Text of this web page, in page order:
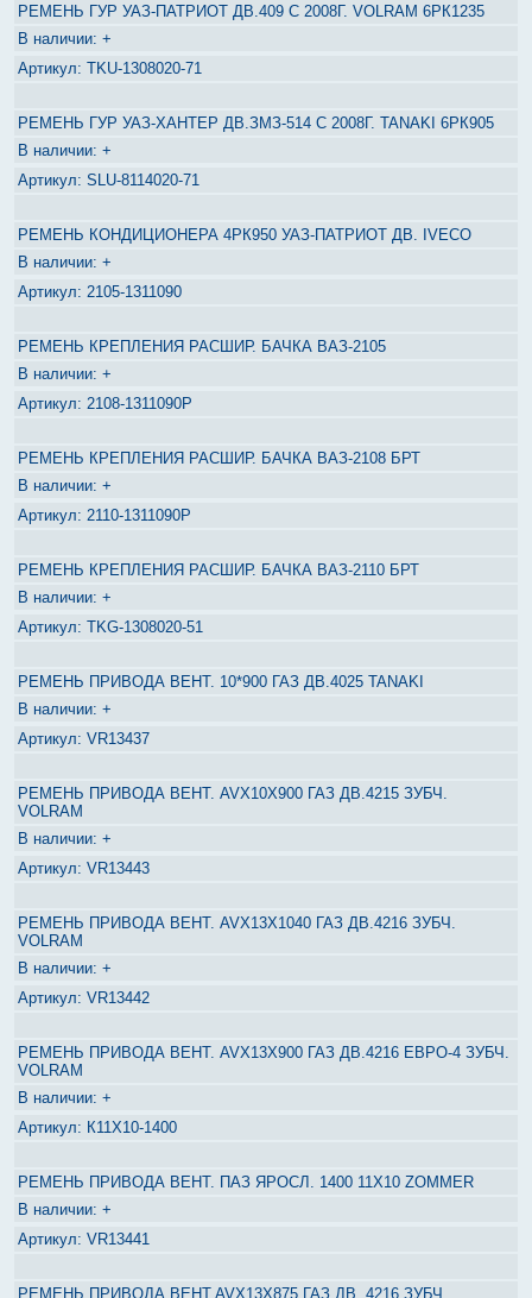
РЕМЕНЬ ГУР УАЗ-ПАТРИОТ ДВ.409 С 2008Г. VOLRAM 6РК1235
+
TKU-1308020-71
РЕМЕНЬ ГУР УАЗ-ХАНТЕР ДВ.ЗМЗ-514 С 2008Г. TANAKI 6РК905
+
SLU-8114020-71
РЕМЕНЬ КОНДИЦИОНЕРА 4РК950 УАЗ-ПАТРИОТ ДВ. IVECO
+
2105-1311090
РЕМЕНЬ КРЕПЛЕНИЯ РАСШИР. БАЧКА ВАЗ-2105
+
2108-1311090Р
РЕМЕНЬ КРЕПЛЕНИЯ РАСШИР. БАЧКА ВАЗ-2108 БРТ
+
2110-1311090Р
РЕМЕНЬ КРЕПЛЕНИЯ РАСШИР. БАЧКА ВАЗ-2110 БРТ
+
TKG-1308020-51
РЕМЕНЬ ПРИВОДА ВЕНТ. 10*900 ГАЗ ДВ.4025 TANAKI
+
VR13437
РЕМЕНЬ ПРИВОДА ВЕНТ. AVX10X900 ГАЗ ДВ.4215 ЗУБЧ.
VOLRAM
+
VR13443
РЕМЕНЬ ПРИВОДА ВЕНТ. AVX13X1040 ГАЗ ДВ.4216 ЗУБЧ.
VOLRAM
+
VR13442
РЕМЕНЬ ПРИВОДА ВЕНТ. AVX13X900 ГАЗ ДВ.4216 ЕВРО-4 ЗУБЧ.
VOLRAM
+
К11Х10-1400
РЕМЕНЬ ПРИВОДА ВЕНТ. ПАЗ ЯРОСЛ. 1400 11Х10 ZOMMER
+
VR13441
РЕМЕНЬ ПРИВОДА ВЕНТ.AVX13Х875 ГАЗ ДВ. 4216 ЗУБЧ.